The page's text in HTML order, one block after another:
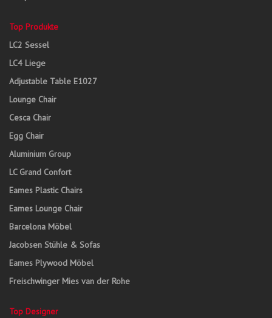
Top Produkte
LC2 Sessel
LC4 Liege
Adjustable Table E1027
Lounge Chair
Cesca Chair
Egg Chair
Aluminium Group
LC Grand Confort
Eames Plastic Chairs
Eames Lounge Chair
Barcelona Möbel
Jacobsen Stühle & Sofas
Eames Plywood Möbel
Freischwinger Mies van der Rohe
Top Designer